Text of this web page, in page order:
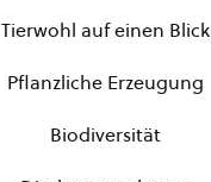
Tierwohl auf einen Blick
Pflanzliche Erzeugung
Biodiversität